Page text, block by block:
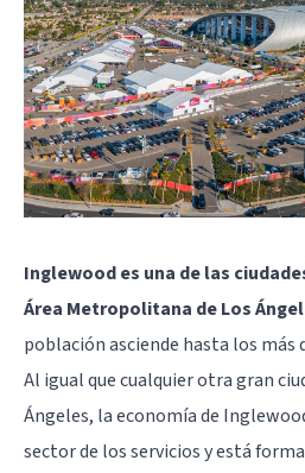
Inglewood es una de las
Área Metropolitana de Los
población asciende hasta los más
Al igual que cualquier otra gran
Ángeles, la economía de
sector de los servicios y está